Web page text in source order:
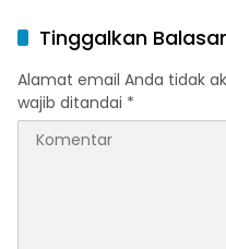
Peringkat Pratama
Tinggalkan
Alamat email Anda tidak
wajib ditandai *